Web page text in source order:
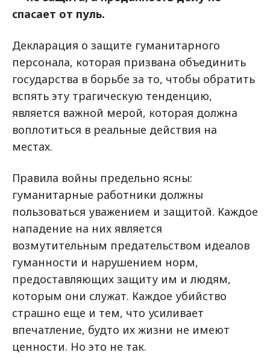
спасает от пуль.
Декларация о защите гуманитарного
персонала, которая призвана объединить
государства в борьбе за то, чтобы обратить
вспять эту трагическую тенденцию,
является важной мерой, которая должна
воплотиться в реальные действия на
местах.
Правила войны предельно ясны:
гуманитарные работники должны
пользоваться уважением и защитой. Каждое
нападение на них является
возмутительным предательством идеалов
гуманности и нарушением норм,
предоставляющих защиту им и людям,
которым они служат. Каждое убийство
страшно еще и тем, что усиливает
впечатление, будто их жизни не имеют
ценности. Но это не так.